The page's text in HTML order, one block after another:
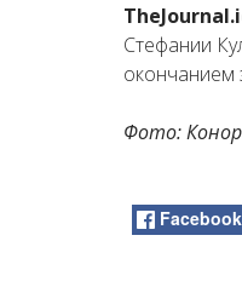
Стефании
окончанием
Фото: Конор
Facebook